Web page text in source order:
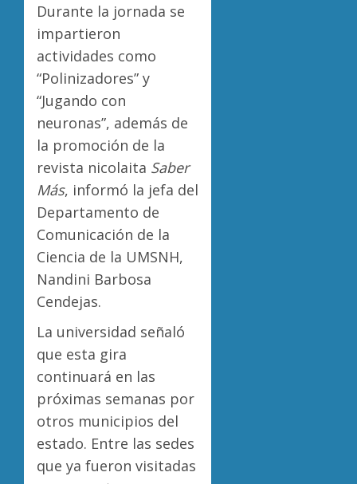
Durante la jornada se
impartieron
actividades como
“Polinizadores” y
“Jugando con
neuronas”, además de
la promoción de la
revista nicolaita Saber
Más, informó la jefa del
Departamento de
Comunicación de la
Ciencia de la UMSNH,
Nandini Barbosa
Cendejas.
La universidad señaló
que esta gira
continuará en las
próximas semanas por
otros municipios del
estado. Entre las sedes
que ya fueron visitadas